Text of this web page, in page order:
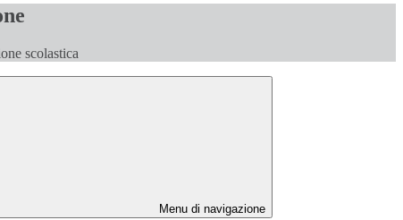
scolastica
Menu di navigazione